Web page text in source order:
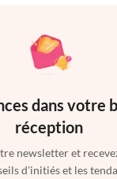
dans votre
réception
newsletter et
d'initiés et les